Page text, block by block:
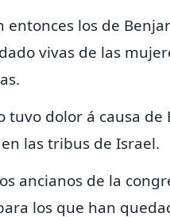
entonces los de
vivas de las
tuvo dolor á causa
las tribus de Israel.
ancianos de la
los que han